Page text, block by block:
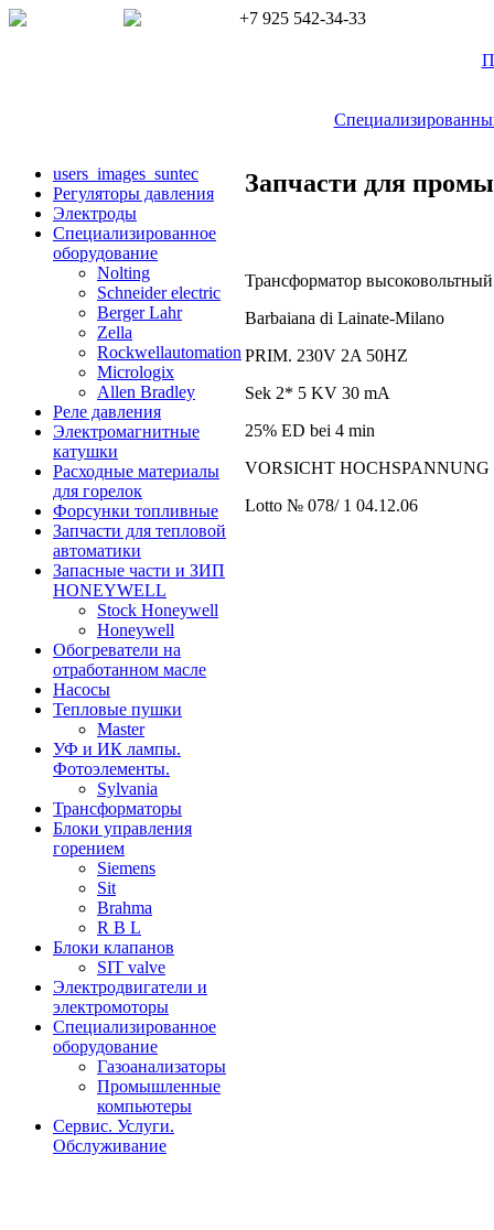
+7 925 542-34-33
users_images_suntec
Регуляторы давления
Электроды
Cпециализированное
оборудование
Nolting
Schneider electric
Berger Lahr
Zella
Rockwellautomation
Micrologix
Allen Bradley
Реле давления
Электромагнитные
катушки
Расходные материалы
для горелок
Форсунки топливные
Запчасти для тепловой
автоматики
Запасные части и ЗИП
HONEYWELL
Stock Honeywell
Honeywell
Обогреватели на
отработанном масле
Насосы
Тепловые пушки
Master
УФ и ИК лампы.
Фотоэлементы.
Sylvania
Трансформаторы
Блоки управления
горением
Siemens
Sit
Brahma
R B L
Блоки клапанов
SIT valve
Электродвигатели и
электромоторы
Специализированное
оборудование
Газоанализаторы
Промышленные
компьютеры
Сервис. Услуги.
Обслуживание
Запчасти для
Трансформатор
Barbaiana di Lainate-Milano
PRIM. 230V 2A 50HZ
Sek 2* 5 KV 30 mA
25% ED bei 4 min
VORSICHT
Lotto № 078/ 1 04.12.06